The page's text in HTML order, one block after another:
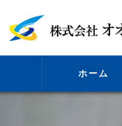
ホーム